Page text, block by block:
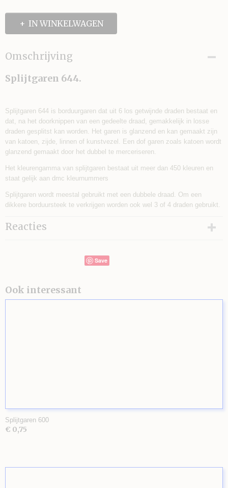
IN WINKELWAGEN
Omschrijving
Splijtgaren 644.
Splijtgaren 644 is borduurgaren dat uit 6 los getwijnde draden bestaat en
dat, na het doorknippen van een gedeelte draad, gemakkelijk in losse
draden gesplitst kan worden. Het garen is glanzend en kan gemaakt zijn
van katoen, zijde, linnen of kunstvezel. Een dof garen zoals katoen wordt
glanzend gemaakt door het dubbel te merceriseren.
Het kleurengamma van splijtgaren bestaat uit meer dan 450 kleuren en
staat gelijk aan dmc kleurnummers
Splijtgaren wordt meestal gebruikt met een dubbele draad. Om een
dikkere borduursteek te verkrijgen worden ook wel 3 of 4 draden gebruikt.
Reacties
Save
Ook interessant
Splijtgaren 600
€ 0,75